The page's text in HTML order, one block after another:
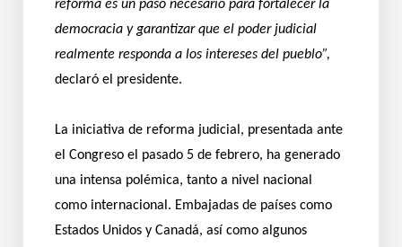
reforma es un paso necesario para fortalecer la
democracia y garantizar que el poder judicial
realmente responda a los intereses del pueblo”,
declaró el presidente.
La iniciativa de reforma judicial, presentada ante
el Congreso el pasado 5 de febrero, ha generado
una intensa polémica, tanto a nivel nacional
como internacional. Embajadas de países como
Estados Unidos y Canadá, así como algunos